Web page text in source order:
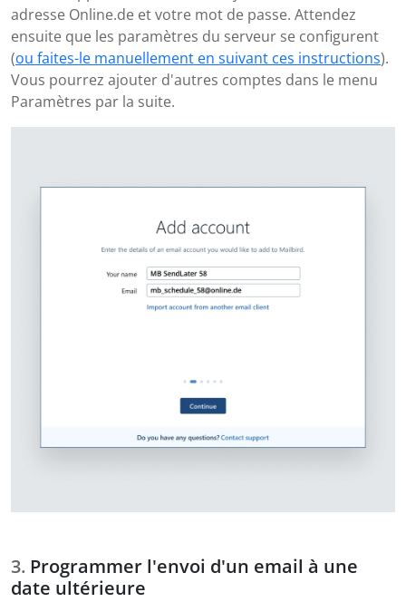
adresse Online.de et votre mot de passe. Attendez
ensuite que les paramètres du serveur se configurent
(ou faites-le manuellement en suivant ces instructions).
Vous pourrez ajouter d'autres comptes dans le menu
Paramètres par la suite.
Programmer l'envoi d'un email à une
date ultérieure